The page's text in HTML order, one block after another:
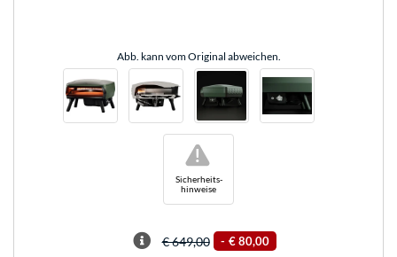
Abb. kann vom Original abweichen.
Sicherheits-
hinweise
!
€ 649,00 - € 80,00